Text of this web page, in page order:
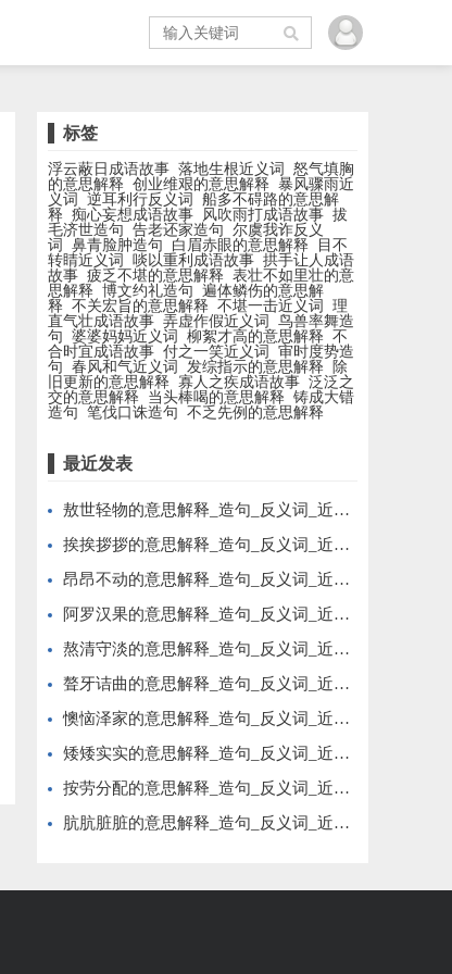
标签
浮云蔽日成语故事 落地生根近义词
怒气填胸
的意思解释 创业维艰的意思解释 暴风骤雨近
义词
逆耳利行反义词
船多不碍路的意思解
释 痴心妄想成语故事 风吹雨打成语故事 拔
毛济世造句 告老还家造句
尔虞我诈反义
词
鼻青脸肿造句 白眉赤眼的意思解释
目不
转睛近义词
啖以重利成语故事 拱手让人成语
故事 疲乏不堪的意思解释 表壮不如里壮的意
思解释 博文约礼造句 遍体鳞伤的意思解
释 不关宏旨的意思解释 不堪一击近义词
理
直气壮成语故事 弄虚作假近义词
鸟兽率舞造
句 婆婆妈妈近义词 柳絮才高的意思解释 不
合时宜成语故事 付之一笑近义词
审时度势造
句 春风和气近义词 发综指示的意思解释
除
旧更新的意思解释 寡人之疾成语故事 泛泛之
交的意思解释
当头棒喝的意思解释 铸成大错
造句 笔伐口诛造句 不乏先例的意思解释
最近发表
敖世轻物的意思解释_造句_反义词_近义词_成语故事
挨挨拶拶的意思解释_造句_反义词_近义词_成语故事
昂昂不动的意思解释_造句_反义词_近义词_成语故事
阿罗汉果的意思解释_造句_反义词_近义词_成语故事
熬清守淡的意思解释_造句_反义词_近义词_成语故事
聱牙诘曲的意思解释_造句_反义词_近义词_成语故事
懊恼泽家的意思解释_造句_反义词_近义词_成语故事
矮矮实实的意思解释_造句_反义词_近义词_成语故事
按劳分配的意思解释_造句_反义词_近义词_成语故事
肮肮脏脏的意思解释_造句_反义词_近义词_成语故事